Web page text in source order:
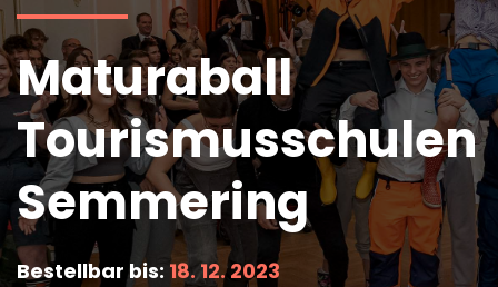
Maturaball
Tourismusschulen
Semmering
Bestellbar bis: 18. 12. 2023